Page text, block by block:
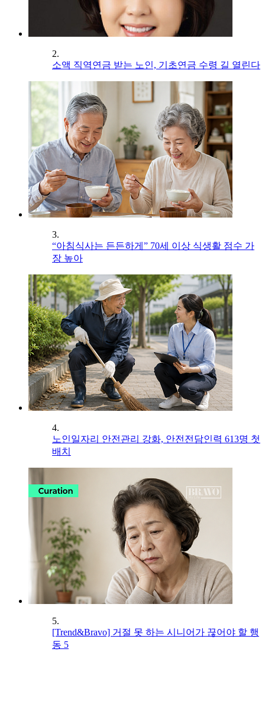
2.
소액 직역연금 받는 노인, 기초연금 수령 길 열린다
3.
“아침식사는 든든하게” 70세 이상 식생활 점수 가
장 높아
4.
노인일자리 안전관리 강화, 안전전담인력 613명 첫
배치
5.
[Trend&Bravo] 거절 못 하는 시니어가 끊어야 할 행
동 5